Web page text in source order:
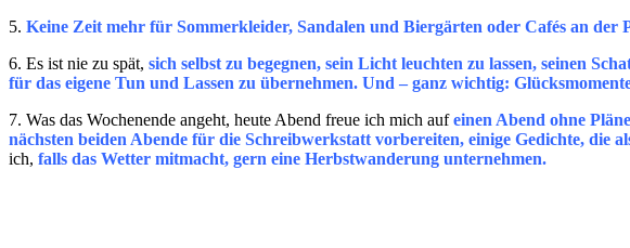
5. Keine Zeit mehr für Sommerkleider, Sandalen und Biergärten oder Cafés an der
6. Es ist nie zu spät, sich selbst zu begegnen, sein Licht leuchten zu lassen, seinen
für das eigene Tun und Lassen zu übernehmen. Und – ganz wichtig:
7. Was das Wochenende angeht, heute Abend freue ich mich aufeinen Abend ohne
nächsten beiden Abende für die Schreibwerkstatt vorbereiten, einige Gedichte,
ich, falls das Wetter mitmacht, gern eine Herbstwanderung unternehmen.